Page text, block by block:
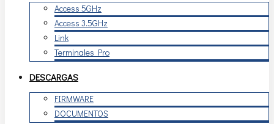
Access 5GHz
Access 3.5GHz
Link
Terminales Pro
DESCARGAS
FIRMWARE
DOCUMENTOS